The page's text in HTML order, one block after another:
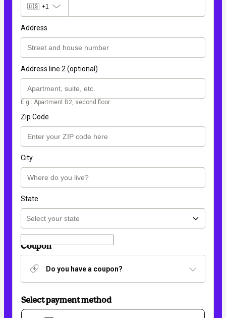
🇺🇸 +1
Address
Address line 2 (optional)
E.g.: Apartment B2, second floor.
Zip Code
City
State
Coupon
Do you have a coupon?
Select payment method
Card